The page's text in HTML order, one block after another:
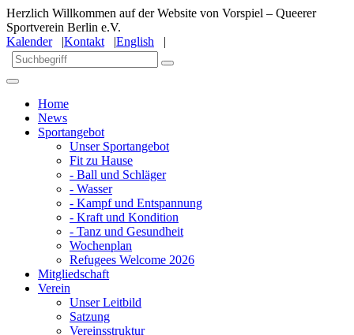
Herzlich Willkommen auf der Website von Vorspiel – Queerer
Sportverein Berlin e.V.
Kalender|Kontakt |English |
Home
News
Sportangebot
Unser Sportangebot
Fit zu Hause
- Ball und Schläger
- Wasser
- Kampf und Entspannung
- Kraft und Kondition
- Tanz und Gesundheit
Wochenplan
Refugees Welcome 2026
Mitgliedschaft
Verein
Unser Leitbild
Satzung
Vereinsstruktur